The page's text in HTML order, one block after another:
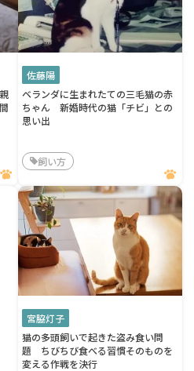
佐藤陽
ベランダに生まれたての三毛猫の赤
ちゃん 新婚時代の猫「チビ」との
思い出
飼い方
宮脇灯子
猫の多頭飼いで起きた盗み食い問
題 ちびちび食べる習慣そのものを
変える作戦を決行